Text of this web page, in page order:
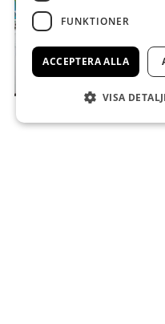
FUNKTIONER
ACCEPTERA ALLA
VISA